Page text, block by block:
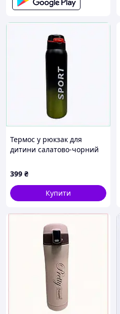
Термос у рюкзак для
дитини салатово-чорний
399 ₴
Купити